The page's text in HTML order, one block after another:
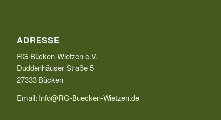
ADRESSE
RG Bücken-Wietzen e.V.
Duddenhäuser Straße 5
27333 Bücken
Email: Info@RG-Buecken-Wietzen.de